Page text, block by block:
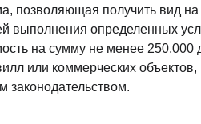
позволяющая получить вид на
выполнения определенных
на сумму не менее 250,000
или коммерческих
законодательством.